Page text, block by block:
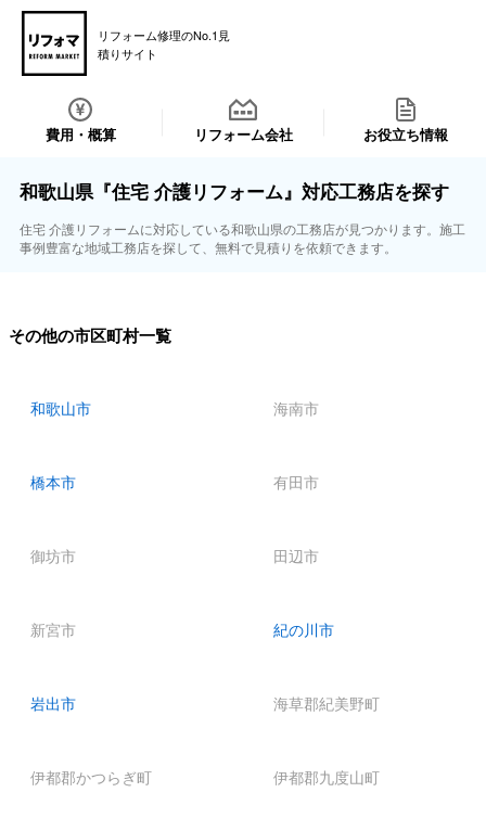
リフォーム修理のNo.1見
積りサイト
費用・概算 リフォーム会社 お役立ち情報
和歌山県『住宅 介護リフォーム』対応工務店を探す
住宅 介護リフォームに対応している和歌山県の工務店が見つかります。施工
事例豊富な地域工務店を探して、無料で見積りを依頼できます。
その他の市区町村一覧
和歌山市 海南市
橋本市 有田市
御坊市 田辺市
新宮市 紀の川市
岩出市 海草郡紀美野町
伊都郡かつらぎ町 伊都郡九度山町